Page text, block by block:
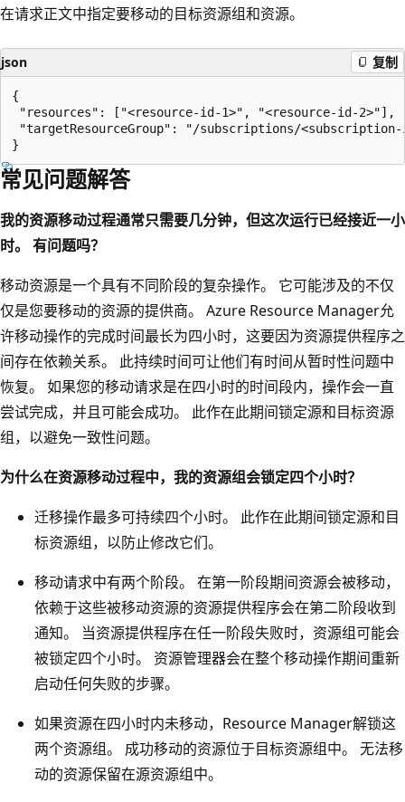
在请求正文中指定要移动的目标资源组和资源。
json 复制
{
"resources": ["<resource-id-1>", "<resource-id-2>"],
"targetResourceGroup": "/subscriptions/<subscription-
常见问题解答
我的资源移动过程通常只需要几分钟，但这次运行已经接近一小
时。 有问题吗？
移动资源是一个具有不同阶段的复杂操作。 它可能涉及的不仅
仅是您要移动的资源的提供商。 Azure Resource Manager允
许移动操作的完成时间最长为四小时，这要因为资源提供程序之
间存在依赖关系。 此持续时间可让他们有时间从暂时性问题中
恢复。 如果您的移动请求是在四小时的时间段内，操作会一直
尝试完成，并且可能会成功。 此作在此期间锁定源和目标资源
组，以避免一致性问题。
为什么在资源移动过程中，我的资源组会锁定四个小时？
迁移操作最多可持续四个小时。 此作在此期间锁定源和目
标资源组，以防止修改它们。
移动请求中有两个阶段。 在第一阶段期间资源会被移动，
依赖于这些被移动资源的资源提供程序会在第二阶段收到
通知。 当资源提供程序在任一阶段失败时，资源组可能会
被锁定四个小时。 资源管理器会在整个移动操作期间重新
启动任何失败的步骤。
如果资源在四小时内未移动，Resource Manager解锁这
两个资源组。 成功移动的资源位于目标资源组中。 无法移
动的资源保留在源资源组中。